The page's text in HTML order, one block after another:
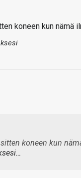
koneen kun nämä
koneen kun